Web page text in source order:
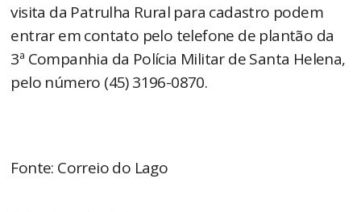
visita da Patrulha Rural para cadastro podem
entrar em contato pelo telefone de plantão da
3ª Companhia da Polícia Militar de Santa Helena,
pelo número (45) 3196-0870.
Fonte: Correio do Lago